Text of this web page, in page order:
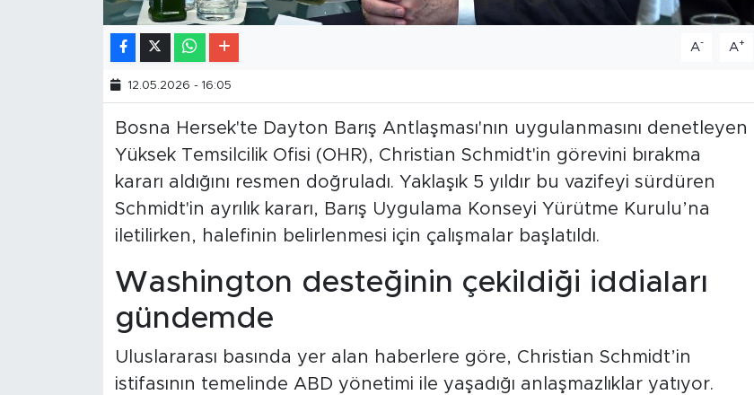
A- A+
12.05.2026 - 16:05
Bosna Hersek'te Dayton Barış Antlaşması'nın uygulanmasını denetleyen
Yüksek Temsilcilik Ofisi (OHR), Christian Schmidt'in görevini bırakma
kararı aldığını resmen doğruladı. Yaklaşık 5 yıldır bu vazifeyi sürdüren
Schmidt'in ayrılık kararı, Barış Uygulama Konseyi Yürütme Kurulu’na
iletilirken, halefinin belirlenmesi için çalışmalar başlatıldı.
Washington desteğinin çekildiği iddiaları
gündemde
Uluslararası basında yer alan haberlere göre, Christian Schmidt’in
istifasının temelinde ABD yönetimi ile yaşadığı anlaşmazlıklar yatıyor.